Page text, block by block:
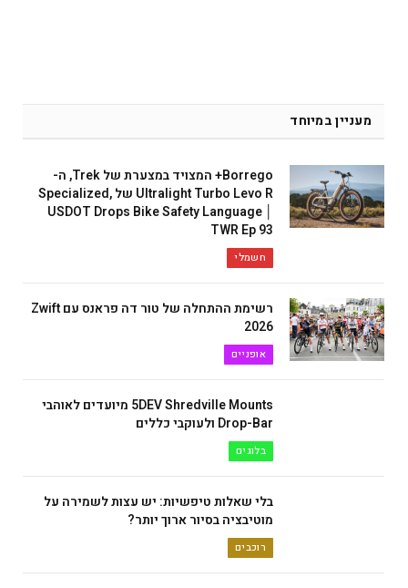
מעניין במיוחד
Borrego+ המצויד במצערת של Trek, ה-
Ultralight Turbo Levo R של Specialized,
USDOT Drops Bike Safety Language │
TWR Ep 93
חשמלי
רשימת ההתחלה של טור דה פראנס עם Zwift
2026
אופניים
5DEV Shredville Mounts מיועדים לאוהבי
Drop-Bar ולעוקבי כללים
בלוגים
בלי שאלות טיפשיות: יש עצות לשמירה על
מוטיבציה בסיור ארוך יותר?
רוכבים